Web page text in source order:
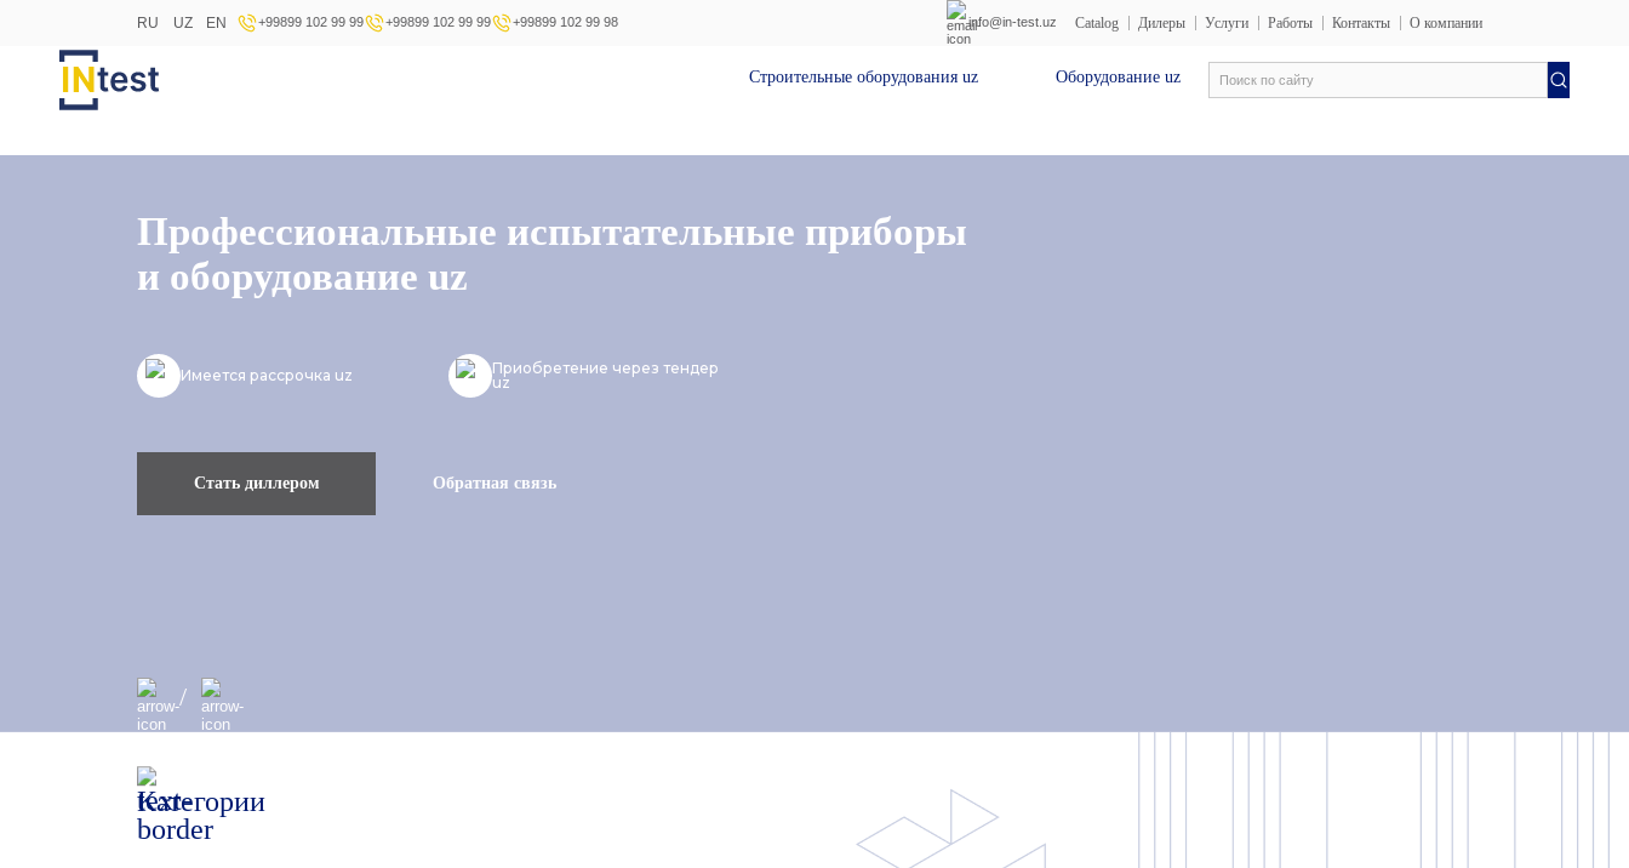
RU UZ EN +99899 102 99 99 +99899 102 99 99 +99899 102 99 98 info@in-test.uz Catalog Дилеры Услуги Работы Контакты О компании
Строительные оборудования uz Оборудование uz Электротехника лаборатория Испытательные
Профессиональные испытательные приборы
и оборудование uz
Имеется рассрочка uz
Приобретение через тендер
uz
Стать диллером Обратная связь
/
Категории